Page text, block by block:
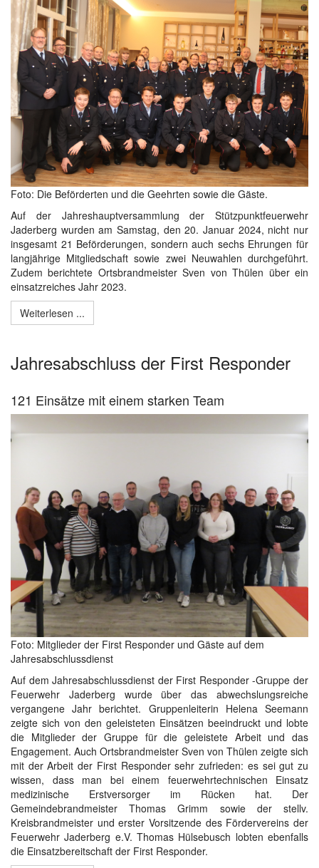
Foto: Die Beförderten und die Geehrten sowie die Gäste.
Auf der Jahreshauptversammlung der Stützpunktfeuerwehr
Jaderberg wurden am Samstag, den 20. Januar 2024, nicht nur
insgesamt 21 Beförderungen, sondern auch sechs Ehrungen für
langjährige Mitgliedschaft sowie zwei Neuwahlen durchgeführt.
Zudem berichtete Ortsbrandmeister Sven von Thülen über ein
einsatzreiches Jahr 2023.
Weiterlesen ...
Jahresabschluss der First Responder
121 Einsätze mit einem starken Team
Foto: Mitglieder der First Responder und Gäste auf dem
Jahresabschlussdienst
Auf dem Jahresabschlussdienst der First Responder -Gruppe der
Feuerwehr Jaderberg wurde über das abwechslungsreiche
vergangene Jahr berichtet. Gruppenleiterin Helena Seemann
zeigte sich von den geleisteten Einsätzen beeindruckt und lobte
die Mitglieder der Gruppe für die geleistete Arbeit und das
Engagement. Auch Ortsbrandmeister Sven von Thülen zeigte sich
mit der Arbeit der First Responder sehr zufrieden: es sei gut zu
wissen, dass man bei einem feuerwehrtechnischen Einsatz
medizinische Erstversorger im Rücken hat. Der
Gemeindebrandmeister Thomas Grimm sowie der stellv.
Kreisbrandmeister und erster Vorsitzende des Fördervereins der
Feuerwehr Jaderberg e.V. Thomas Hülsebusch lobten ebenfalls
die Einsatzbereitschaft der First Responder.